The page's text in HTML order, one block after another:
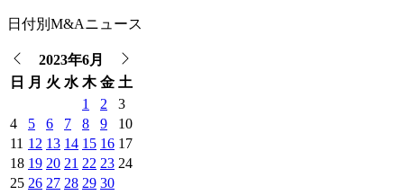
日付別M&Aニュース
2023年6月
日
月 火 水 木 金 土
1
2
3
4
5 6 7 8 9
10
11 12 13 14 15 16 17
18 19 20 21 22 23 24
25 26 27 28 29 30